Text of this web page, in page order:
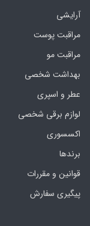
آرایشی
مراقبت پوست
مراقبت مو
بهداشت شخصی
عطر و اسپری
لوازم برقی شخصی
اکسسوری
برندها
قوانین و مقررات
پیگیری سفارش